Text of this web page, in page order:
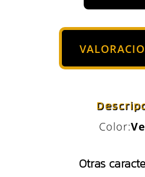
Color:
Otras